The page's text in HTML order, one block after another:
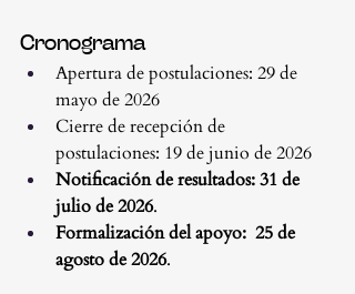
Cronograma
Apertura de postulaciones: 29 de
mayo de 2026
Cierre de recepción de
postulaciones: 19 de junio de 2026
Notificación de resultados:31 de
julio de 2026.
Formalización del apoyo: 25 de
agosto de 2026.